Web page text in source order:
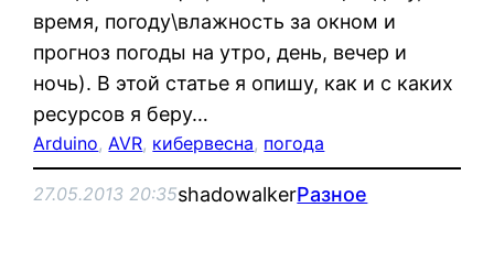
время, погоду\влажность за окном и
прогноз погоды на утро, день, вечер и
ночь). В этой статье я опишу, как и с каких
ресурсов я беру…
Arduino, AVR, кибервесна, погода
27.05.2013 20:35shadowalkerРазное